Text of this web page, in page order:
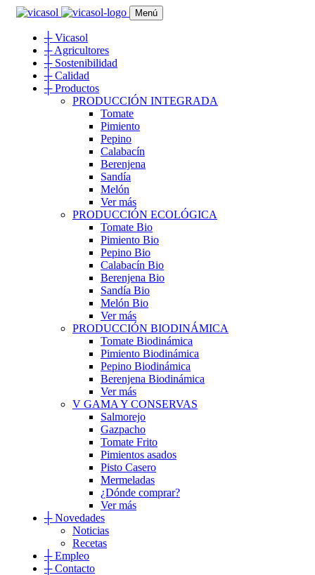
Menú
┼Vicasol
┼Agricultores
┼Sostenibilidad
┼Calidad
┼Productos
PRODUCCIÓN INTEGRADA
Tomate
Pimiento
Pepino
Calabacín
Berenjena
Sandía
Melón
Ver más
PRODUCCIÓN ECOLÓGICA
Tomate Bio
Pimiento Bio
Pepino Bio
Calabacín Bio
Berenjena Bio
Sandía Bio
Melón Bio
Ver más
PRODUCCIÓN BIODINÁMICA
Tomate Biodinámica
Pimiento Biodinámica
Pepino Biodinámica
Berenjena Biodinámica
Ver más
V GAMA Y CONSERVAS
Salmorejo
Gazpacho
Tomate Frito
Pimientos asados
Pisto Casero
Mermeladas
¿Dónde comprar?
Ver más
┼Novedades
Noticias
Recetas
┼Empleo
┼Contacto